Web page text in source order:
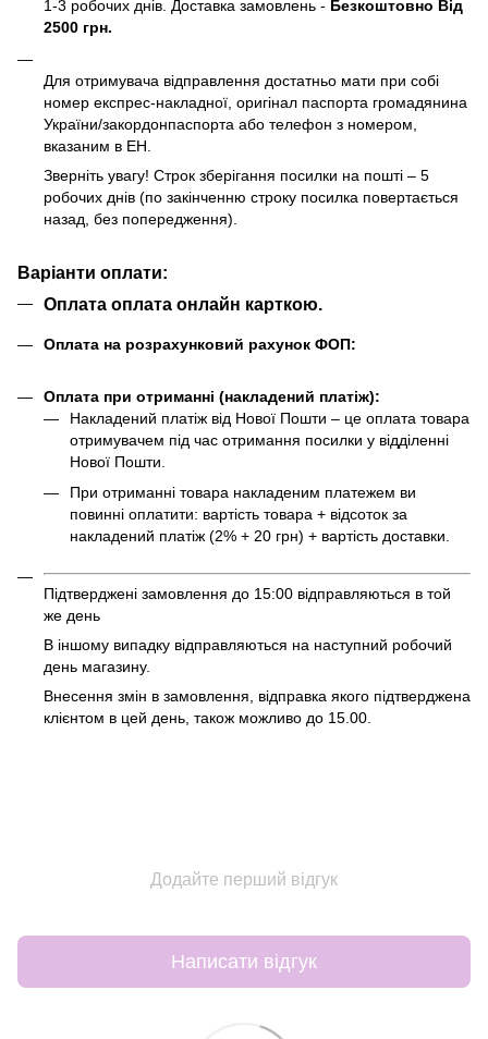
1-3 робочих днів. Доставка замовлень - Безкоштовно Від
2500 грн.
Для отримувача відправлення достатньо мати при собі
номер експрес-накладної, оригінал паспорта громадянина
України/закордонпаспорта або телефон з номером,
вказаним в ЕН.
Зверніть увагу! Строк зберігання посилки на пошті – 5
робочих днів (по закінченню строку посилка повертається
назад, без попередження).
Варіанти оплати:
Оплата оплата онлайн карткою.
Оплата на розрахунковий рахунок ФОП:
Оплата при отриманні (накладений платіж):
Накладений платіж від Нової Пошти – це оплата товара
отримувачем під час отримання посилки у відділенні
Нової Пошти.
При отриманні товара накладеним платежем ви
повинні оплатити: вартість товара + відсоток за
накладений платіж (2% + 20 грн) + вартість доставки.
Підтверджені замовлення до 15:00 відправляються в той
же день
В іншому випадку відправляються на наступний робочий
день магазину.
Внесення змін в замовлення, відправка якого підтверджена
клієнтом в цей день, також можливо до 15.00.
Додайте перший відгук
Написати відгук